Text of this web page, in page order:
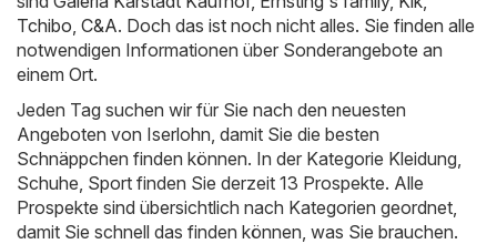
Tchibo C&A. Doch das ist noch nicht alles. Sie finden alle
notwendigen Informationen über Sonderangebote an
einem Ort.
Jeden Tag suchen wir für Sie nach den neuesten
Angeboten von Iserlohn, damit Sie die besten
Schnäppchen finden können. In der Kategorie Kleidung,
Schuhe, Sport finden Sie derzeit 13 Prospekte. Alle
Prospekte sind übersichtlich nach Kategorien geordnet,
damit Sie schnell das finden können, was Sie brauchen.